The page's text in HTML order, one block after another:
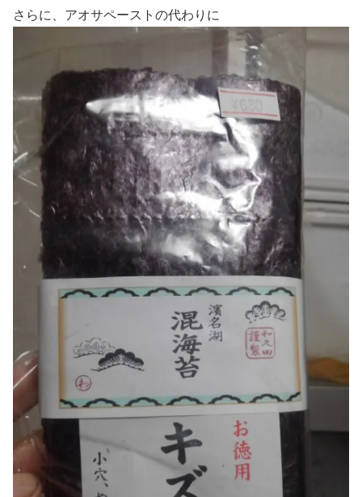
さらに、アオサペーストの代わりに